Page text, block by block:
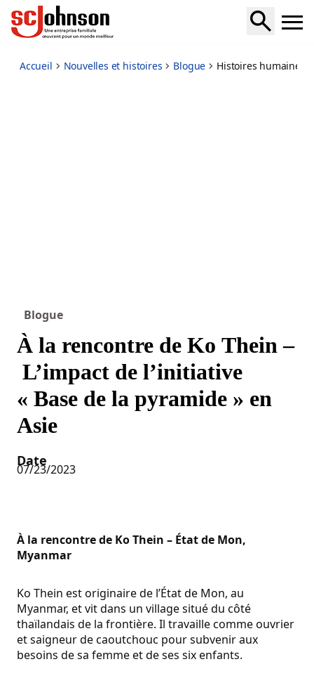
human-stories-asia
Accueil Nouvelles et histoires Blogue Histoires humaines
Blogue
À la rencontre de Ko Thein –
L’impact de l’initiative
« Base de la pyramide » en
Asie
Date
07/23/2023
À la rencontre de Ko Thein – État de Mon,
Myanmar
Ko Thein est originaire de l’État de Mon, au
Myanmar, et vit dans un village situé du côté
thaïlandais de la frontière. Il travaille comme ouvrier
et saigneur de caoutchouc pour subvenir aux
besoins de sa femme et de ses six enfants.